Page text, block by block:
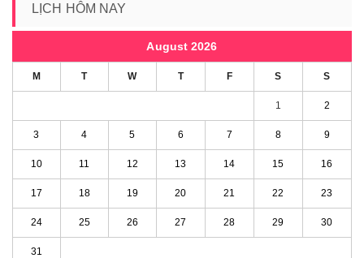
LỊCH HÔM NAY
August 2026
M T W T F S S
1 2
3 4 5 6 7 8 9
10 11 12 13 14 15 16
17 18 19 20 21 22 23
24 25 26 27 28 29 30
31